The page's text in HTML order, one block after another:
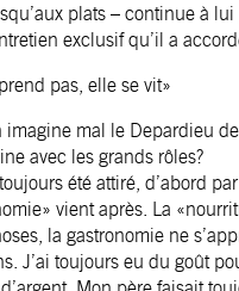
plats – continue à
exclusif qu’il a
pas, elle se vit»
imagine mal le ­Depardieu
avec les grands rôles?
été attiré, d’abord
vient après. La
la gastronomie ne
J’ai toujours eu du goût